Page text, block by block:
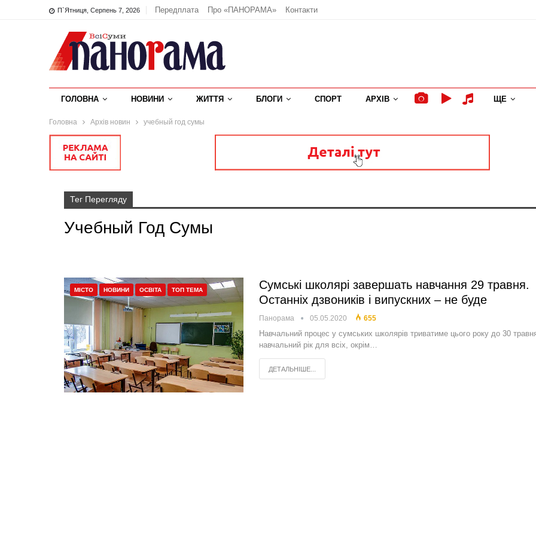
П`ятниця, Серпень 7, 2026 Передплата Про «ПАНОРАМА» Контакти
ГОЛОВНА НОВИНИ ЖИТТЯ БЛОГИ СПОРТ АРХІВ ЩЕ
Головна Архів новин учебный год сумы
Тег Перегляду
Учебный Год Сумы
МІСТО НОВИНИ ОСВІТА ТОП ТЕМА
Сумські школярі завершать навчання 29 травня.
Останніх дзвоників і випускних – не буде
Панорама 05.05.2020 655
Навчальний процес у сумських школярів триватиме цього року до 30
навчальний рік для всіх, окрім…
ДЕТАЛЬНІШЕ...